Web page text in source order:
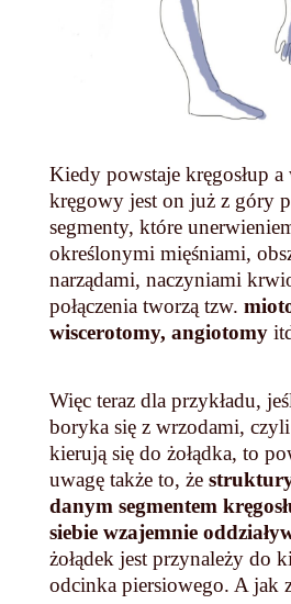
Kiedy powstaje kręgosłup
kręgowy jest on już z góry
segmenty, które
określonymi mięśniami,
narządami, naczyniami
połączenia tworzą tzw.
wiscerotomy, angiotomy
Więc teraz dla przykładu,
boryka się z wrzodami,
kierują się do żołądka, to
uwagę także to, że
danym segmentem
siebie wzajemnie
żołądek jest przynależy do
odcinka piersiowego. A jak